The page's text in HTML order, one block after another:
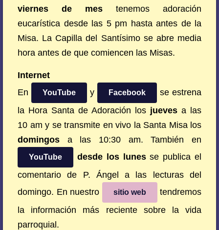
viernes de mes tenemos adoración
eucarística desde las 5 pm hasta antes de la
Misa. La Capilla del Santísimo se abre media
hora antes de que comiencen las Misas.
Internet
En
YouTube y Facebook
se estrena
la Hora Santa de Adoración los jueves a las
10 am y se transmite en vivo la Santa Misa los
domingos a las 10:30 am. También en
YouTube desde los lunesse publica el
comentario de P. Ángel a las lecturas del
domingo. En nuestro
sitio web
tendremos
la información más reciente sobre la vida
parroquial.